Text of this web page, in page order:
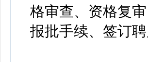
格审查、资格复
报批手续、签订